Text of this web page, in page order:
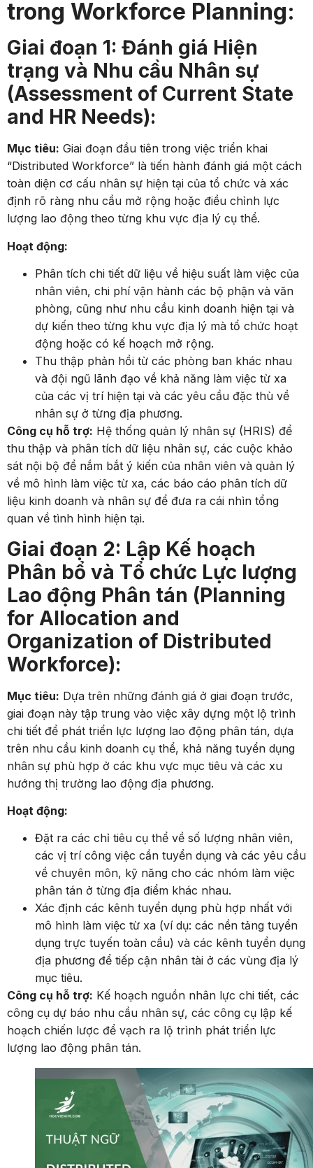
trong Workforce Planning:
Giai đoạn 1: Đánh giá Hiện
trạng và Nhu cầu Nhân sự
(Assessment of Current State
and HR Needs):
Mục tiêu: Giai đoạn đầu tiên trong việc triển khai
“Distributed Workforce” là tiến hành đánh giá một cách
toàn diện cơ cấu nhân sự hiện tại của tổ chức và xác
định rõ ràng nhu cầu mở rộng hoặc điều chỉnh lực
lượng lao động theo từng khu vực địa lý cụ thể.
Hoạt động:
Phân tích chi tiết dữ liệu về hiệu suất làm việc của
nhân viên, chi phí vận hành các bộ phận và văn
phòng, cũng như nhu cầu kinh doanh hiện tại và
dự kiến theo từng khu vực địa lý mà tổ chức hoạt
động hoặc có kế hoạch mở rộng.
Thu thập phản hồi từ các phòng ban khác nhau
và đội ngũ lãnh đạo về khả năng làm việc từ xa
của các vị trí hiện tại và các yêu cầu đặc thù về
nhân sự ở từng địa phương.
Công cụ hỗ trợ: Hệ thống quản lý nhân sự (HRIS) để
thu thập và phân tích dữ liệu nhân sự, các cuộc khảo
sát nội bộ để nắm bắt ý kiến của nhân viên và quản lý
về mô hình làm việc từ xa, các báo cáo phân tích dữ
liệu kinh doanh và nhân sự để đưa ra cái nhìn tổng
quan về tình hình hiện tại.
Giai đoạn 2: Lập Kế hoạch
Phân bổ và Tổ chức Lực lượng
Lao động Phân tán (Planning
for Allocation and
Organization of Distributed
Workforce):
Mục tiêu: Dựa trên những đánh giá ở giai đoạn trước,
giai đoạn này tập trung vào việc xây dựng một lộ trình
chi tiết để phát triển lực lượng lao động phân tán, dựa
trên nhu cầu kinh doanh cụ thể, khả năng tuyển dụng
nhân sự phù hợp ở các khu vực mục tiêu và các xu
hướng thị trường lao động địa phương.
Hoạt động:
Đặt ra các chỉ tiêu cụ thể về số lượng nhân viên,
các vị trí công việc cần tuyển dụng và các yêu cầu
về chuyên môn, kỹ năng cho các nhóm làm việc
phân tán ở từng địa điểm khác nhau.
Xác định các kênh tuyển dụng phù hợp nhất với
mô hình làm việc từ xa (ví dụ: các nền tảng tuyển
dụng trực tuyến toàn cầu) và các kênh tuyển dụng
địa phương để tiếp cận nhân tài ở các vùng địa lý
mục tiêu.
Công cụ hỗ trợ: Kế hoạch nguồn nhân lực chi tiết, các
công cụ dự báo nhu cầu nhân sự, các công cụ lập kế
hoạch chiến lược để vạch ra lộ trình phát triển lực
lượng lao động phân tán.